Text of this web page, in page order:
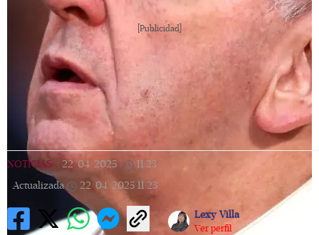
[Publicidad]
NOTICIAS 22/04/2025 | 11:23
Actualizada
22/04/2025 11:23
Lexy Villa
Ver perfil